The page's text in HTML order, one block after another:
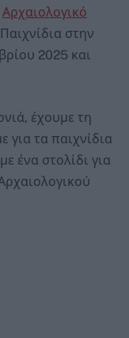
Αρχαιολογικό
στην
2025 και
έχουμε τη
τα παιχνίδια
ένα στολίδι για